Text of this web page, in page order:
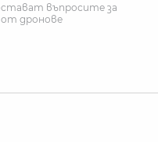
въпросите за
дронове